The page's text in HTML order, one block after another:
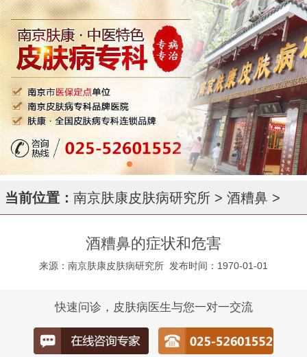
当前位置： 南京肤康皮肤病研究所 > 酒糟鼻 >
酒糟鼻的症状和危害
来源：南京肤康皮肤病研究所 发布时间：1970-01-01
快速问诊，皮肤病医生与您一对一交流